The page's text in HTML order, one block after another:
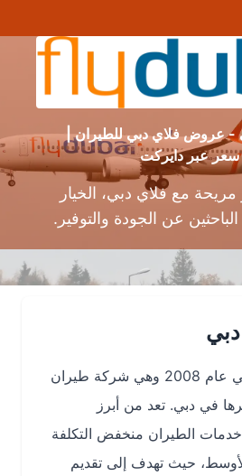
فلاي دبي للطيران |
دايركت
مع فلاي دبي، الخيار
عن الجودة والتوفير.
تأسست فلاي دبي في عام 2008 وهي شركة طيران
دبي. تعد من أبرز
الطيران منخفض التكلفة
حيث تهدف إلى تقديم